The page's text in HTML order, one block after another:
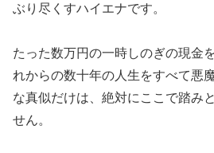
ぶり尽くすハイエナです。
たった数万円の一時しのぎの現金
れからの数十年の人生をすべて悪
な真似だけは、絶対にここで踏み
せん。